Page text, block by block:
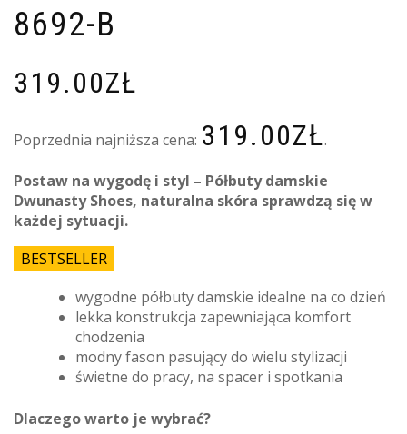
8692-B
319.00ZŁ
Poprzednia najniższa cena: 319.00ZŁ.
Postaw na wygodę i styl – Półbuty damskie
Dwunasty Shoes, naturalna skóra sprawdzą się w
każdej sytuacji.
BESTSELLER
wygodne półbuty damskie idealne na co dzień
lekka konstrukcja zapewniająca komfort
chodzenia
modny fason pasujący do wielu stylizacji
świetne do pracy, na spacer i spotkania
Dlaczego warto je wybrać?